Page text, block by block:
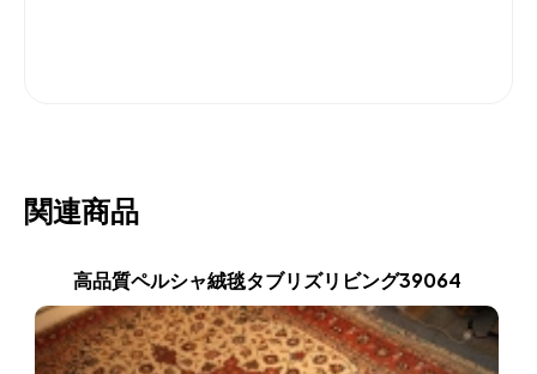
関連商品
高品質ペルシャ絨毯タブリズリビング39064